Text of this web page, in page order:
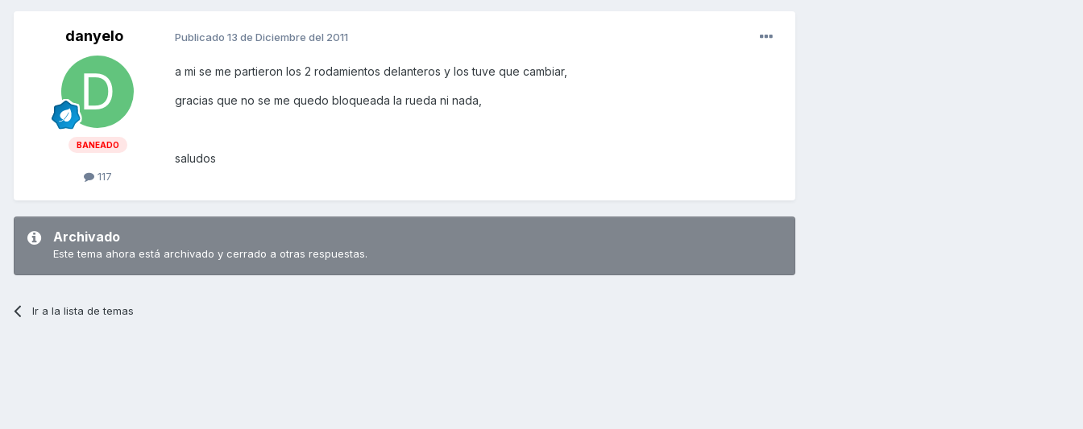
danyelo
BANEADO
117
Publicado 13 de Diciembre del 2011
a mi se me partieron los 2 rodamientos delanteros y los tuve que cambiar,
gracias que no se me quedo bloqueada la rueda ni nada,
saludos
Archivado
Este tema ahora está archivado y cerrado a otras respuestas.
Ir a la lista de temas